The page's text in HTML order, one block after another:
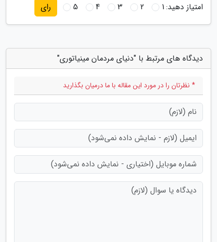
امتیاز دهید:1
2
3
4
5 رای
دیدگاه های مرتبط با "دنیای مردمان مینیاتوری"
* نظرتان را در مورد این مقاله با ما درمیان بگذارید